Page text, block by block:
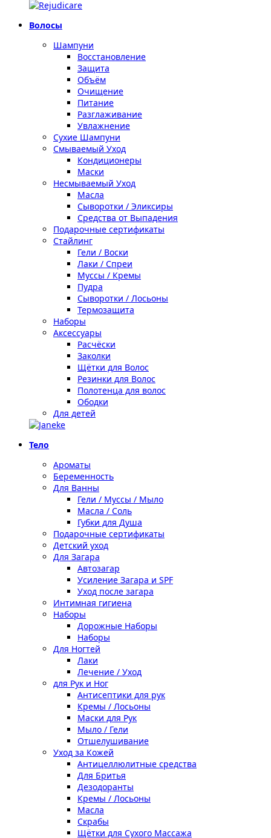
Волосы
Шампуни
Восстановление
Защита
Объём
Очищение
Питание
Разглаживание
Увлажнение
Сухие Шампуни
Смываемый Уход
Кондиционеры
Маски
Несмываемый Уход
Масла
Сыворотки / Эликсиры
Средства от Выпадения
Подарочные сертификаты
Стайлинг
Гели / Воски
Лаки / Спреи
Муссы / Кремы
Пудра
Сыворотки / Лосьоны
Термозащита
Наборы
Аксессуары
Расчёски
Заколки
Щётки для Волос
Резинки для Волос
Полотенца для волос
Ободки
Для детей
Тело
Ароматы
Беременность
Для Ванны
Гели / Муссы / Мыло
Масла / Соль
Губки для Душа
Подарочные сертификаты
Детский уход
Для Загара
Автозагар
Усиление Загара и SPF
Уход после загара
Интимная гигиена
Наборы
Дорожные Наборы
Наборы
Для Ногтей
Лаки
Лечение / Уход
для Рук и Ног
Антисептики для рук
Кремы / Лосьоны
Маски для Рук
Мыло / Гели
Отшелушивание
Уход за Кожей
Антицеллюлитные средства
Для Бритья
Дезодоранты
Кремы / Лосьоны
Масла
Скрабы
Щётки для Сухого Массажа